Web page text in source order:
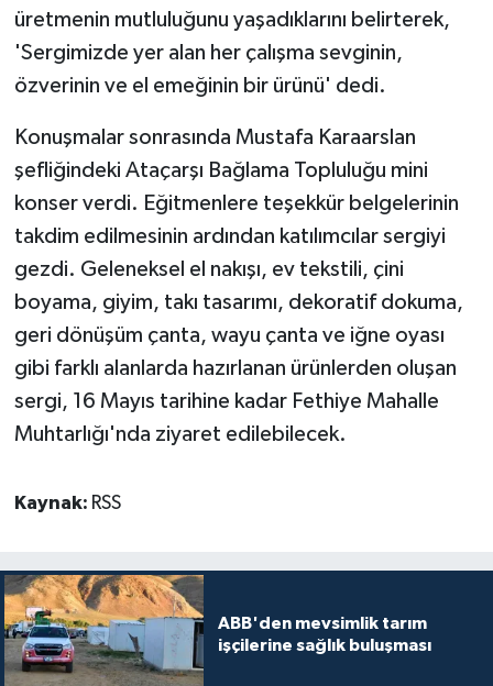
üretmenin mutluluğunu yaşadıklarını belirterek,
'Sergimizde yer alan her çalışma sevginin,
özverinin ve el emeğinin bir ürünü' dedi.
Konuşmalar sonrasında Mustafa Karaarslan
şefliğindeki Ataçarşı Bağlama Topluluğu mini
konser verdi. Eğitmenlere teşekkür belgelerinin
takdim edilmesinin ardından katılımcılar sergiyi
gezdi. Geleneksel el nakışı, ev tekstili, çini
boyama, giyim, takı tasarımı, dekoratif dokuma,
geri dönüşüm çanta, wayu çanta ve iğne oyası
gibi farklı alanlarda hazırlanan ürünlerden oluşan
sergi, 16 Mayıs tarihine kadar Fethiye Mahalle
Muhtarlığı'nda ziyaret edilebilecek.
Kaynak: RSS
ABB'den mevsimlik tarım
işçilerine sağlık buluşması